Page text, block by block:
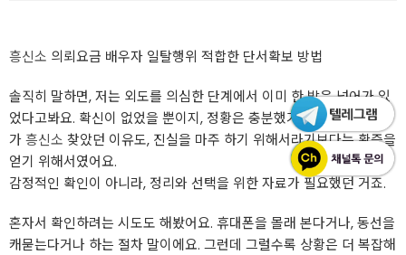
흥신소 의뢰요금 배우자 일탈행위 적합한 단서확보 방법
솔직히 말하면, 저는 외도를 의심한 단계에서 이미 한 발은 넘어가 있
었다고봐요. 확신이 없었을 뿐이지, 정황은 충분했거든요. 그래서 제
가흥신소 찾았던 이유도, 진실을 마주 하기 위해서라기보다는 확증을
얻기 위해서였어요.
감정적인 확인이 아니라, 정리와 선택을 위한 자료가 필요했던 거죠.
혼자서 확인하려는 시도도 해봤어요. 휴대폰을 몰래 본다거나, 동선을
캐묻는다거나 하는 절차 말이에요. 그런데 그럴수록 상황은 더 복잡해